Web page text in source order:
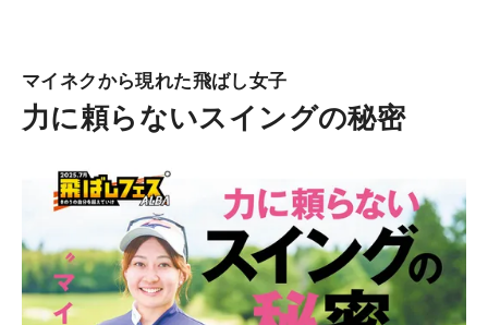
マイネクから現れた飛ばし女子
力に頼らないスイングの秘密